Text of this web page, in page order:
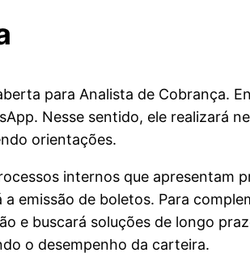
para Analista de Cobrança.
Nesse sentido, ele realizará
orientações.
internos que
emissão de boletos. Para
e buscará soluções de longo
o desempenho da carteira.